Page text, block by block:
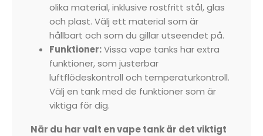
olika material, inklusive rostfritt stål, glas
och plast. Välj ett material som är
hållbart och som du gillar utseendet på.
Funktioner:Vissa vape tanks har extra
funktioner, som justerbar
luftflödeskontroll och temperaturkontroll.
Välj en tank med de funktioner som är
viktiga för dig.
När du har valt en vape tank är det viktigt